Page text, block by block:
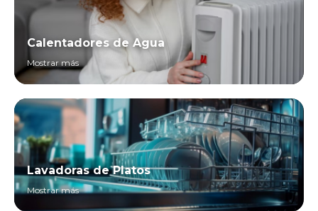
Calentadores de Agua
Mostrar más
Lavadoras de Platos
Mostrar más